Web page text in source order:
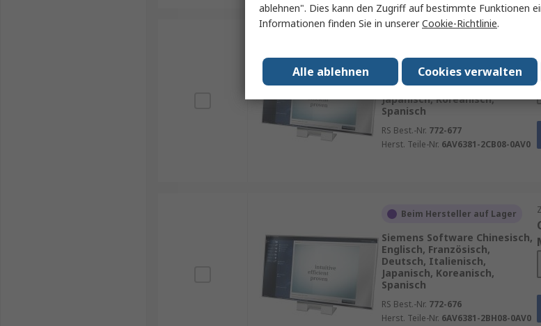
Siemens Software Chinesisch,
Englisch, Französisch,
Deutsch, Italienisch,
Japanisch, Koreanisch,
Spanisch
RS Best.-Nr. 772-677
Herst. Teile-Nr. 6AV6381-2CB08-0AV0
Beim Hersteller auf Lager
Siemens Software Chinesisch,
Englisch, Französisch,
Deutsch, Italienisch,
Japanisch, Koreanisch,
Spanisch
RS Best.-Nr. 772-676
Herst. Teile-Nr. 6AV6381-2BH08-0AV0
ablehnen". Dies kann den Zugriff auf bestimmte Funktionen
Informationen finden Sie in unsererCookie-Richtlinie.
Cookies verwalten
Alle ablehnen